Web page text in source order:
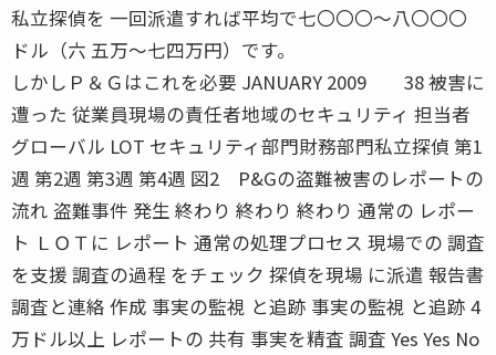
私立探偵を 一回派遣すれば平均で七〇〇〇〜八〇〇〇
ドル（六 五万〜七四万円）です。
しかしＰ＆Ｇはこれを必要 JANUARY 2009 38 被害に
遭った 従業員現場の責任者地域のセキュリティ 担当者
グローバル LOT セキュリティ部門財務部門私立探偵 第1
週 第2週 第3週 第4週 図2 P&Gの盗難被害のレポートの
流れ 盗難事件 発生 終わり 終わり 終わり 通常の レポー
ト ＬＯＴに レポート 通常の処理プロセス 現場での 調査
を支援 調査の過程 をチェック 探偵を現場 に派遣 報告書
調査と連絡 作成 事実の監視 と追跡 事実の監視 と追跡 4
万ドル以上 レポートの 共有 事実を精査 調査 Yes Yes No